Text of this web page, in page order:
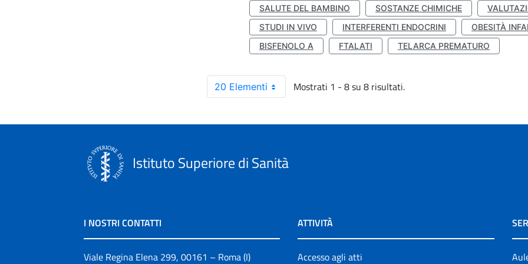
SALUTE DEL BAMBINO
SOSTANZE CHIMICHE
STUDI IN VIVO
INTERFERENTI ENDOCRINI OBESITÀ
BISFENOLO A
FTALATI TELARCA PREMATURO
20 Elementi Mostrati 1 - 8 su 8 risultati.
Istituto Superiore di Sanità
I NOSTRI CONTATTI
Viale Regina Elena 299, 00161 – Roma (I)
ATTIVITÀ
Accesso agli atti